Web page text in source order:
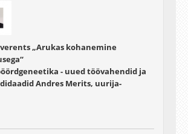
„Arukas kohanemine
pöördgeneetika - uued töövahendid ja
Andres Merits, uurija-